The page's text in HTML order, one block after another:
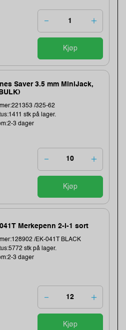
Kjøp
Saver 3.5 mm MiniJack,
/325-62
stk på lager.
3 dager
Kjøp
Merkepenn 2-i-1 sort
/EK-041T BLACK
stk på lager.
3 dager
Kjøp